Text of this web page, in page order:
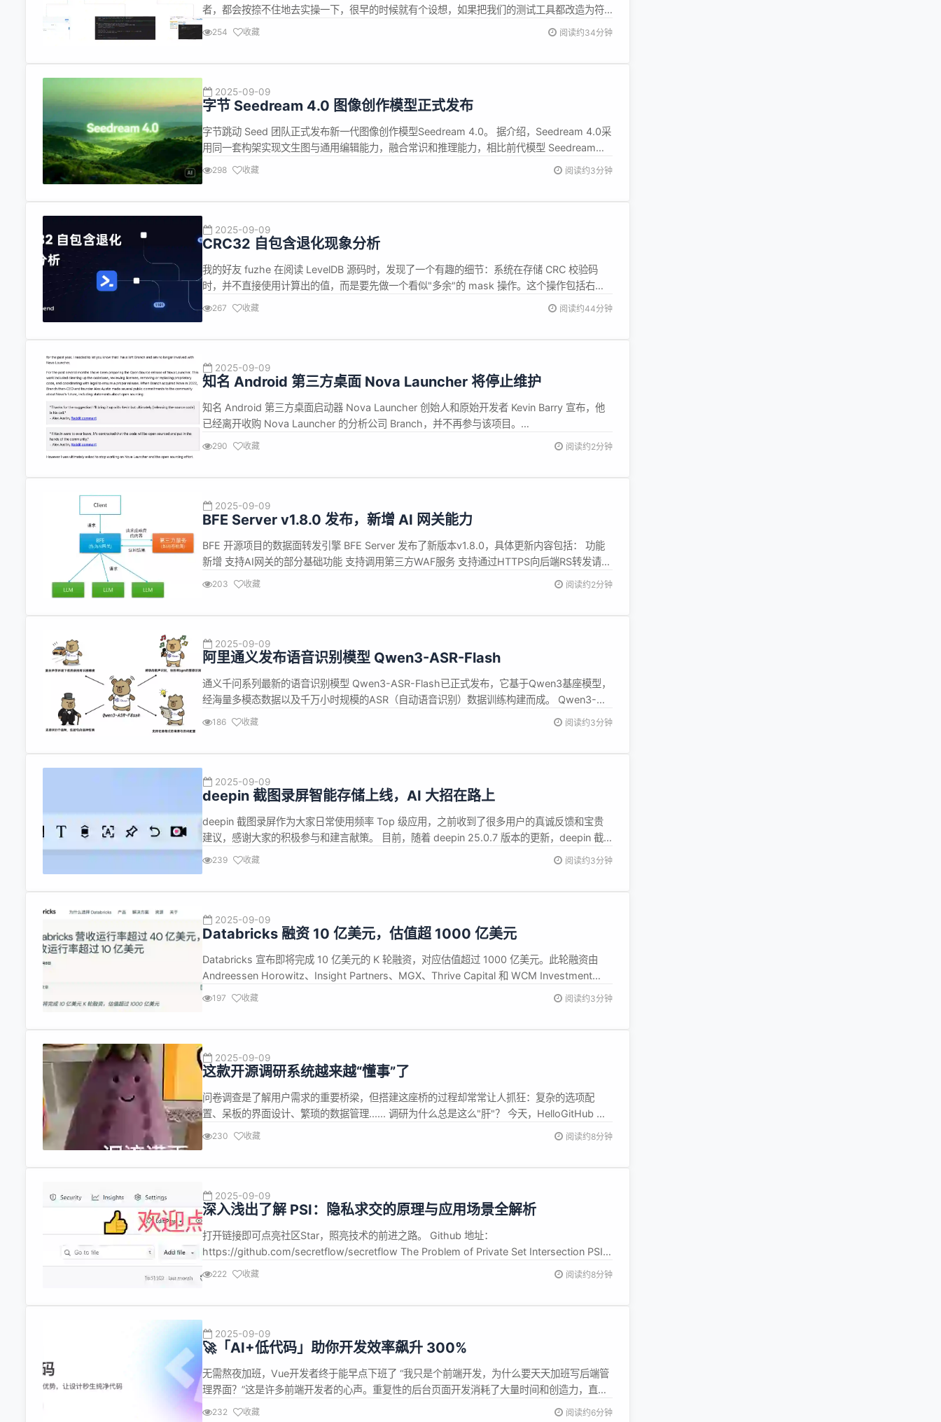
者，都会按捺不住地去实操一下，很早的时候就有个设想，如果把我们的测试工具都改造为符
合 MCP 服务协议标准，然后全部接入 AI Agent，打造一个集万千工具于一体的智能管家来帮
254 收藏 阅读约34分钟
2025-09-09
字节 Seedream 4.0 图像创作模型正式发布
字节跳动 Seed 团队正式发布新一代图像创作模型Seedream 4.0。 据介绍，Seedream 4.0采
用同一套构架实现文生图与通用编辑能力，融合常识和推理能力，相比前代模型 Seedream
3.0 和 SeedEdit 3.0，在多模态效果、速度和可用性上均实现显著突破。 使用同样 prompt，
298 收藏 阅读约3分钟
2025-09-09
CRC32 自包含退化现象分析
我的好友 fuzhe 在阅读 LevelDB 源码时，发现了一个有趣的细节：系统在存储 CRC 校验码
时，并不直接使用计算出的值，而是要先做一个看似"多余"的 mask 操作。这个操作包括右旋
转 15 位和加上一个神秘的常数 0xa282ead8ul。 代码注释提到这是为了解决"对包含嵌入式
267 收藏 阅读约44分钟
2025-09-09
知名 Android 第三方桌面 Nova Launcher 将停止维护
知名 Android 第三方桌面启动器 Nova Launcher 创始人和原始开发者 Kevin Barry 宣布，他
已经离开收购 Nova Launcher 的分析公司 Branch，并不再参与该项目。
https://teslacoilapps.com/nova/solong.html 据悉，Nova Launcher 由 Kevin Barry 带队...
290 收藏 阅读约2分钟
2025-09-09
BFE Server v1.8.0 发布，新增 AI 网关能力
BFE 开源项目的数据面转发引擎 BFE Server 发布了新版本v1.8.0，具体更新内容包括： 功能
新增 支持AI网关的部分基础功能 支持调用第三方WAF服务 支持通过HTTPS向后端RS转发请求
对AI网关的功能支持 AI网关是模型与业务间的流量中枢，可统一接入多种大模型，实现鉴权、
203 收藏 阅读约2分钟
2025-09-09
阿里通义发布语音识别模型 Qwen3-ASR-Flash
通义千问系列最新的语音识别模型 Qwen3-ASR-Flash已正式发布，它基于Qwen3基座模型，
经海量多模态数据以及千万⼩时规模的ASR（自动语音识别）数据训练构建而成。 Qwen3-
ASR-Flash实现了⾼精度⾼鲁棒性的语⾳识别性能，⽀持11种语⾔和多种⼝⾳。与众不同的
186 收藏 阅读约3分钟
2025-09-09
deepin 截图录屏智能存储上线，AI 大招在路上
deepin 截图录屏作为大家日常使用频率 Top 级应用，之前收到了很多用户的真诚反馈和宝贵
建议，感谢大家的积极参与和建言献策。 目前，随着 deepin 25.0.7 版本的更新，deepin 截
图录屏新功能也上线啦！本文将为大家详细介绍本次更新的具体内容，并透露一下 deepin 截图
239 收藏 阅读约3分钟
2025-09-09
Databricks 融资 10 亿美元，估值超 1000 亿美元
Databricks 宣布即将完成 10 亿美元的 K 轮融资，对应估值超过 1000 亿美元。此轮融资由
Andreessen Horowitz、Insight Partners、MGX、Thrive Capital 和 WCM Investment
Management 共同领投。 Databricks 表示，将利用这笔新资金加速其 AI 战略——扩展 ...
197 收藏 阅读约3分钟
2025-09-09
这款开源调研系统越来越“懂事”了
问卷调查是了解用户需求的重要桥梁，但搭建这座桥的过程却常常让人抓狂：复杂的选项配
置、呆板的界面设计、繁琐的数据管理...... 调研为什么总是这么"肝"？ 今天，HelloGitHub 带
来的开源调研系统 XIAOJUSURVEY（小桔调研），由滴滴开源专为调研而生。无论是问卷、
230 收藏 阅读约8分钟
2025-09-09
深入浅出了解 PSI：隐私求交的原理与应用场景全解析
打开链接即可点亮社区Star，照亮技术的前进之路。 Github 地址：
https://github.com/secretflow/secretflow The Problem of Private Set Intersection PSI
全称为 Private Set Intersection，直观的翻译名字为"隐私求交"。 从场景来看，隐私求交： 有
222 收藏 阅读约8分钟
2025-09-09
🚀「AI+低代码」助你开发效率飙升 300%
无需熬夜加班，Vue开发者终于能早点下班了 “我只是个前端开发，为什么要天天加班写后端管
理界面？”这是许多前端开发者的心声。重复性的后台页面开发消耗了大量时间和创造力，直到
我遇到了VTJ.PRO。 作为一名Vue开发者，当我发现这个基于Vue3+TypeScript的低代码开发
232 收藏 阅读约6分钟